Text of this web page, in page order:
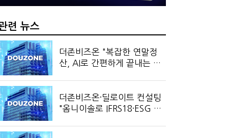
련 뉴스
더존비즈온 "복잡한 연말정
산, AI로 간편하게 끝내는 방
더존비즈온·딜로이트 컨설팅
"옴니이솔로 IFRS18·ESG 대